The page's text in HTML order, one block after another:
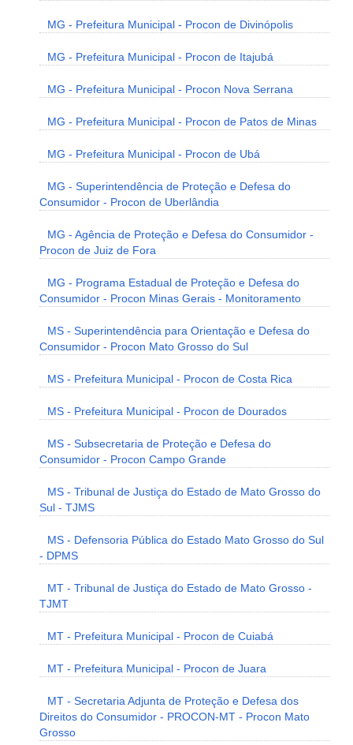
MG - Prefeitura Municipal - Procon de Divinópolis
MG - Prefeitura Municipal - Procon de Itajubá
MG - Prefeitura Municipal - Procon Nova Serrana
MG - Prefeitura Municipal - Procon de Patos de Minas
MG - Prefeitura Municipal - Procon de Ubá
MG - Superintendência de Proteção e Defesa do
Consumidor - Procon de Uberlândia
MG - Agência de Proteção e Defesa do Consumidor -
Procon de Juiz de Fora
MG - Programa Estadual de Proteção e Defesa do
Consumidor - Procon Minas Gerais - Monitoramento
MS - Superintendência para Orientação e Defesa do
Consumidor - Procon Mato Grosso do Sul
MS - Prefeitura Municipal - Procon de Costa Rica
MS - Prefeitura Municipal - Procon de Dourados
MS - Subsecretaria de Proteção e Defesa do
Consumidor - Procon Campo Grande
MS - Tribunal de Justiça do Estado de Mato Grosso do
Sul - TJMS
MS - Defensoria Pública do Estado Mato Grosso do Sul
- DPMS
MT - Tribunal de Justiça do Estado de Mato Grosso -
TJMT
MT - Prefeitura Municipal - Procon de Cuiabá
MT - Prefeitura Municipal - Procon de Juara
MT - Secretaria Adjunta de Proteção e Defesa dos
Direitos do Consumidor - PROCON-MT - Procon Mato
Grosso